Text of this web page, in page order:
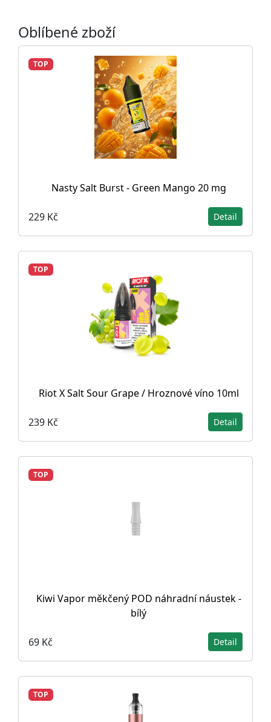
Oblíbené zboží
TOP
Nasty Salt Burst - Green Mango 20 mg
229 Kč Detail
TOP
Riot X Salt Sour Grape / Hroznové víno 10ml
239 Kč Detail
TOP
Kiwi Vapor měkčený POD náhradní náustek -
bílý
69 Kč Detail
TOP